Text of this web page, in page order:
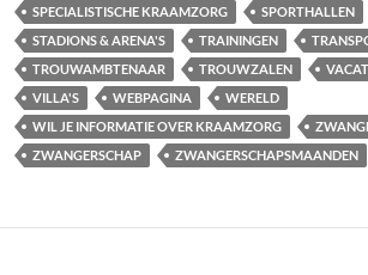
SPECIALISTISCHE KRAAMZORG
SPORTHALLEN
STADIONS & ARENA'S
TRAININGEN
TROUWAMBTENAAR
TROUWZALEN
VILLA'S
WEBPAGINA
WERELD
WIL JE INFORMATIE OVER KRAAMZORG
ZWANGERSCHAP
ZWANGERSCHAPSMAANDEN